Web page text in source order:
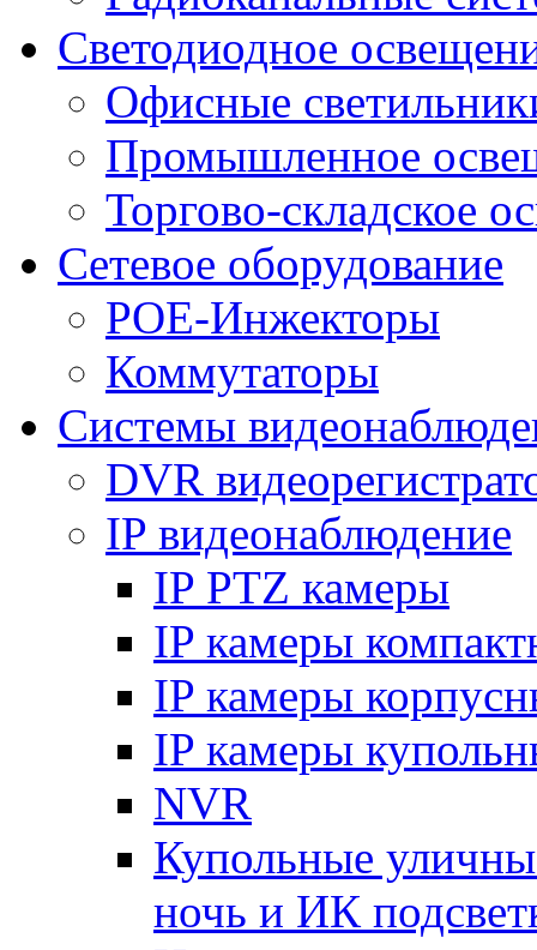
Светодиодное
Офисные
Промышленное
Торгово-складское
Сетевое оборудование
POE-Инжекторы
Коммутаторы
Системы
DVR
IP видеонаблюдение
IP PTZ камеры
IP камеры
IP камеры
IP камеры
NVR
Купольные
ночь и ИК